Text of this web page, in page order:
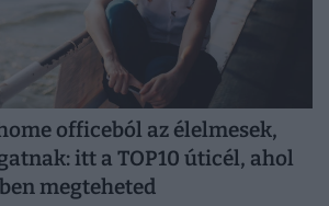
officeból az élelmesek,
itt a TOP10 úticél, ahol
megteheted